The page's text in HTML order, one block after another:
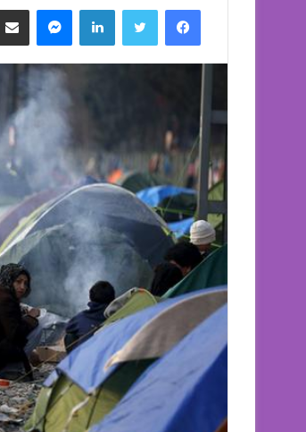
فيسبوك تويتر لينكدإن ماسنجر